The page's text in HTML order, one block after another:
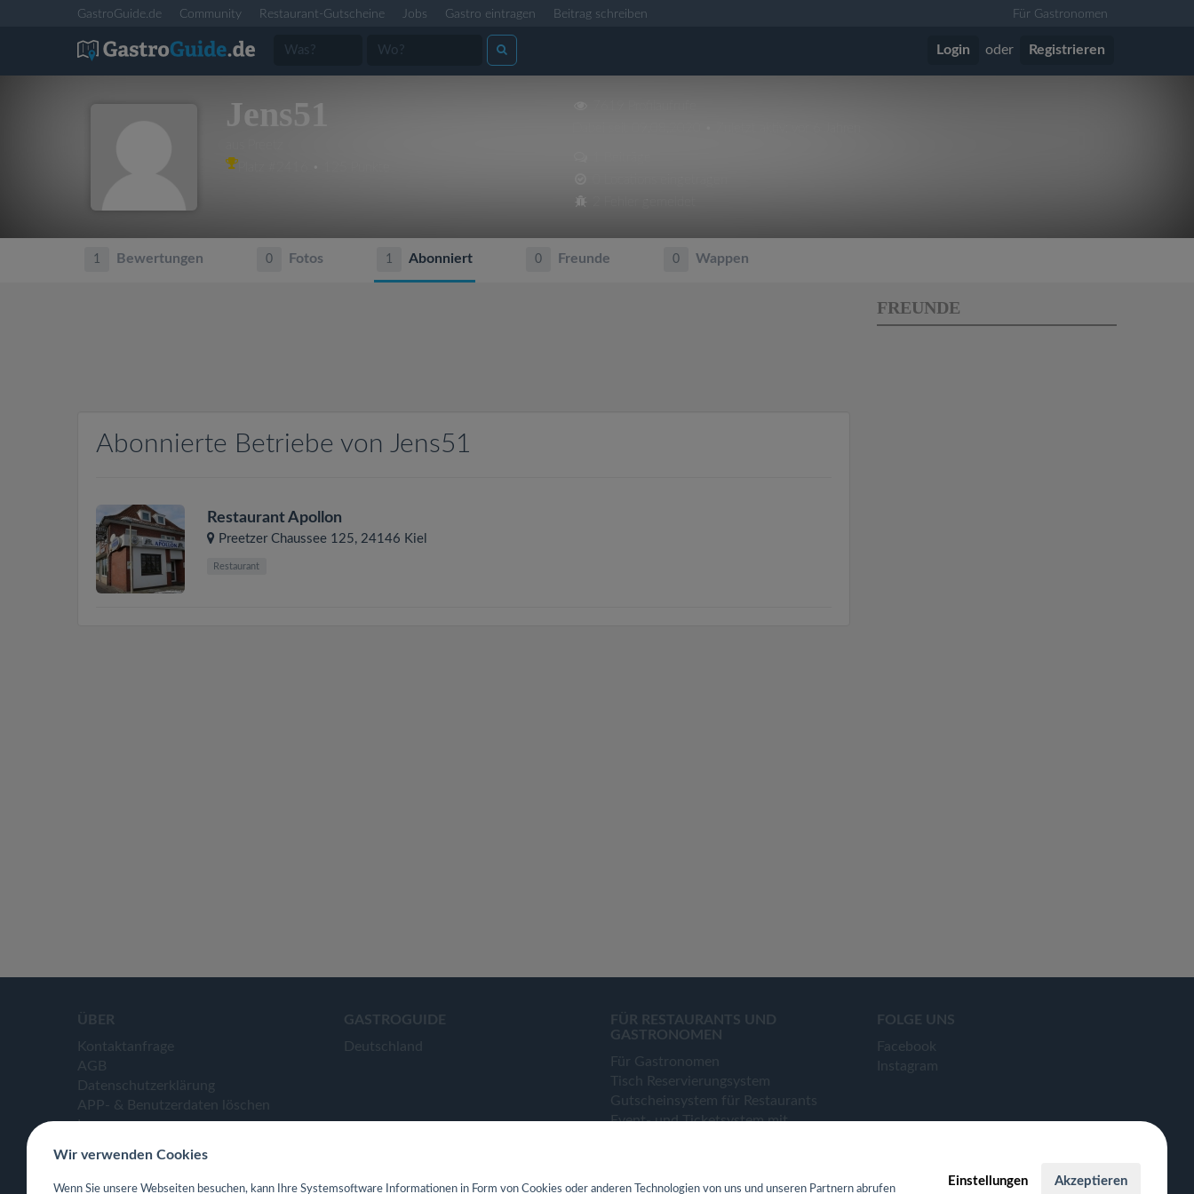
GastroGuide.de Community Restaurant-Gutscheine Jobs Gastro eintragen Beitrag schreiben Für Gastronomen
Login oder Registrieren
Jens51
1 Bewertungen 0 Fotos 1 Abonniert 0 Freunde 0 Wappen
Abonnierte Betriebe von Jens51
Restaurant Apollon
Preetzer Chaussee 125, 24146 Kiel
Restaurant
FREUNDE
ÜBER
Kontaktanfrage
AGB
Datenschutzerklärung
APP- & Benutzerdaten löschen
Impressum
GASTROGUIDE
Deutschland
FÜR RESTAURANTS UND
GASTRONOMEN
Für Gastronomen
Tisch Reservierungsystem
Gutscheinsystem für Restaurants
Event- und Ticketsystem mit
FOLGE UNS
Facebook
Instagram
Wir verwenden Cookies
Wenn Sie unsere Webseiten besuchen, kann Ihre Systemsoftware Informationen in Form von Cookies oder anderen Technologien von uns und unseren Partnern abrufen
Einstellungen Akzeptieren